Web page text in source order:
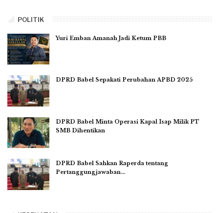
POLITIK
Yuri Emban Amanah Jadi Ketum PBB
DPRD Babel Sepakati Perubahan APBD 2025
DPRD Babel Minta Operasi Kapal Isap Milik PT
SMB Dihentikan
DPRD Babel Sahkan Raperda tentang
Pertanggungjawaban…